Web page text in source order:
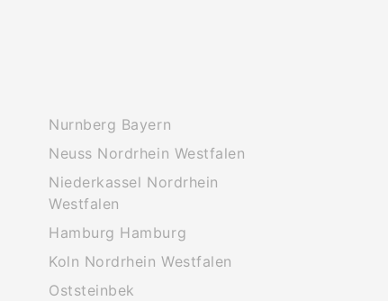
Nurnberg Bayern
Neuss Nordrhein Westfalen
Niederkassel Nordrhein
Westfalen
Hamburg Hamburg
Koln Nordrhein Westfalen
Oststeinbek